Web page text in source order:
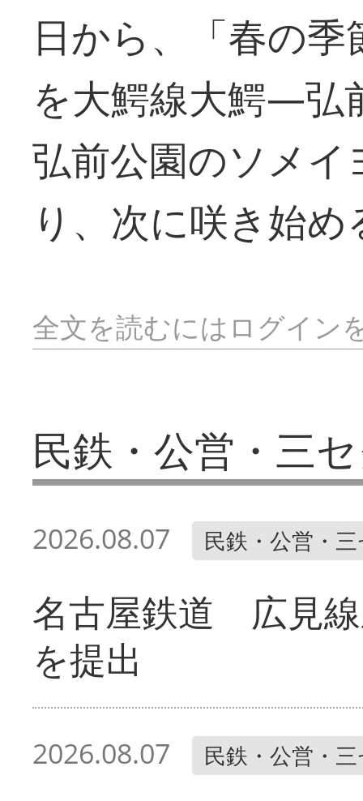
日から、「春の
を大鰐線大鰐―弘
弘前公園のソメ
り、次に咲き始
全文を読むにはログイン
民鉄・公営・三
2026.08.07 民鉄・公営・
名古屋鉄道 広見
を提出
2026.08.07 民鉄・公営・